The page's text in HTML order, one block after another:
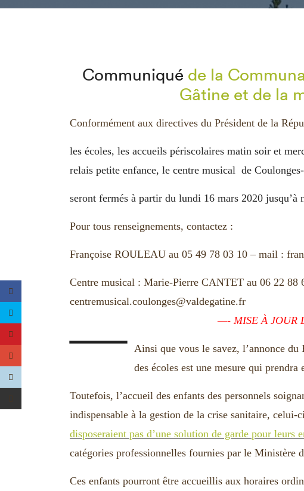
Communiqué de la
Gâtine et de la
Conformément aux directives du Président de la
les écoles, les accueils périscolaires matin soir et
relais petite enfance, le centre musical de
seront fermés à partir du lundi 16 mars 2020 jusqu’à
Pour tous renseignements, contactez :
Françoise ROULEAU au 05 49 78 03 10 – mail :
Centre musical : Marie-Pierre CANTET au 06 22 88
centremusical.coulonges@valdegatine.fr
— —- MISE À JOUR
Ainsi que vous le savez, l’annonce
des écoles est une mesure qui prendra
Toutefois, l’accueil des enfants des personnels
indispensable à la gestion de la crise sanitaire, celui-
disposeraient pas d’une solution de garde pour leurs
catégories professionnelles fournies par le Ministère
Ces enfants pourront être accueillis aux horaires